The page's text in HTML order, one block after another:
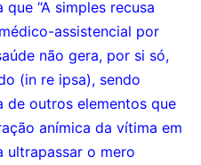
“A simples recusa
assistencial por
não gera, por si só,
(in re ipsa), sendo
de outros elementos que
anímica da vítima em
ultrapassar o mero